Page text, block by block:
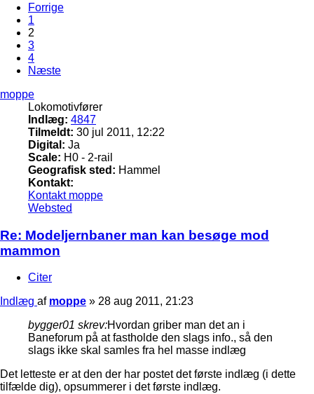
Forrige
1
2
3
4
Næste
moppe
Lokomotivfører
Indlæg: 4847
Tilmeldt: 30 jul 2011, 12:22
Digital: Ja
Scale: H0 - 2-rail
Geografisk sted: Hammel
Kontakt:
Kontakt moppe
Websted
Re: Modeljernbaner man kan besøge mod
mammon
Citer
Indlæg af moppe » 28 aug 2011, 21:23
bygger01 skrev:Hvordan griber man det an i
Baneforum på at fastholde den slags info., så den
slags ikke skal samles fra hel masse indlæg
Det letteste er at den der har postet det første indlæg (i dette
tilfælde dig), opsummerer i det første indlæg.